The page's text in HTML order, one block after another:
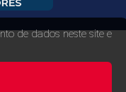
de dados neste site e